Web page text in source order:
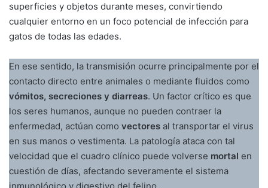
superficies y objetos durante meses, convirtiendo
cualquier entorno en un foco potencial de infección para
gatos de todas las edades.
En ese sentido, la transmisión ocurre principalmente por el
contacto directo entre animales o mediante fluidos como
vómitos, secreciones y diarreas. Un factor crítico es que
los seres humanos, aunque no pueden contraer la
enfermedad, actúan como vectores al transportar el virus
en sus manos o vestimenta. La patología ataca con tal
velocidad que el cuadro clínico puede volverse mortal en
cuestión de días, afectando severamente el sistema